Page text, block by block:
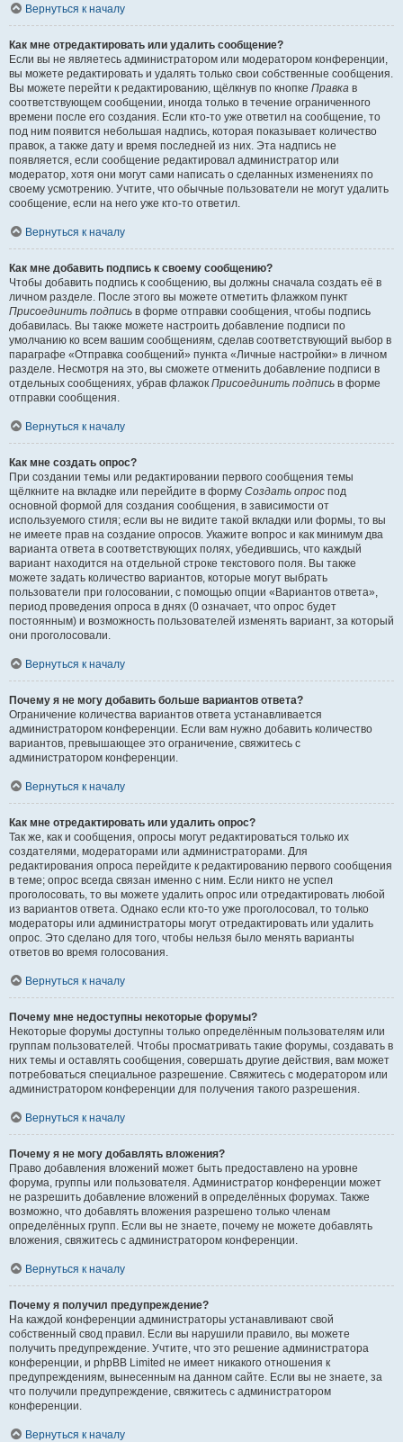
Вернуться к началу
Как мне отредактировать или удалить сообщение?
Если вы не являетесь администратором или модератором конференции,
вы можете редактировать и удалять только свои собственные сообщения.
Вы можете перейти к редактированию, щёлкнув по кнопке Правка в
соответствующем сообщении, иногда только в течение ограниченного
времени после его создания. Если кто-то уже ответил на сообщение, то
под ним появится небольшая надпись, которая показывает количество
правок, а также дату и время последней из них. Эта надпись не
появляется, если сообщение редактировал администратор или
модератор, хотя они могут сами написать о сделанных изменениях по
своему усмотрению. Учтите, что обычные пользователи не могут удалить
сообщение, если на него уже кто-то ответил.
Вернуться к началу
Как мне добавить подпись к своему сообщению?
Чтобы добавить подпись к сообщению, вы должны сначала создать её в
личном разделе. После этого вы можете отметить флажком пункт
Присоединить подпись в форме отправки сообщения, чтобы подпись
добавилась. Вы также можете настроить добавление подписи по
умолчанию ко всем вашим сообщениям, сделав соответствующий выбор в
параграфе «Отправка сообщений» пункта «Личные настройки» в личном
разделе. Несмотря на это, вы сможете отменить добавление подписи в
отдельных сообщениях, убрав флажок Присоединить подпись в форме
отправки сообщения.
Вернуться к началу
Как мне создать опрос?
При создании темы или редактировании первого сообщения темы
щёлкните на вкладке или перейдите в форму Создать опрос под
основной формой для создания сообщения, в зависимости от
используемого стиля; если вы не видите такой вкладки или формы, то вы
не имеете прав на создание опросов. Укажите вопрос и как минимум два
варианта ответа в соответствующих полях, убедившись, что каждый
вариант находится на отдельной строке текстового поля. Вы также
можете задать количество вариантов, которые могут выбрать
пользователи при голосовании, с помощью опции «Вариантов ответа»,
период проведения опроса в днях (0 означает, что опрос будет
постоянным) и возможность пользователей изменять вариант, за который
они проголосовали.
Вернуться к началу
Почему я не могу добавить больше вариантов ответа?
Ограничение количества вариантов ответа устанавливается
администратором конференции. Если вам нужно добавить количество
вариантов, превышающее это ограничение, свяжитесь с
администратором конференции.
Вернуться к началу
Как мне отредактировать или удалить опрос?
Так же, как и сообщения, опросы могут редактироваться только их
создателями, модераторами или администраторами. Для
редактирования опроса перейдите к редактированию первого сообщения
в теме; опрос всегда связан именно с ним. Если никто не успел
проголосовать, то вы можете удалить опрос или отредактировать любой
из вариантов ответа. Однако если кто-то уже проголосовал, то только
модераторы или администраторы могут отредактировать или удалить
опрос. Это сделано для того, чтобы нельзя было менять варианты
ответов во время голосования.
Вернуться к началу
Почему мне недоступны некоторые форумы?
Некоторые форумы доступны только определённым пользователям или
группам пользователей. Чтобы просматривать такие форумы, создавать в
них темы и оставлять сообщения, совершать другие действия, вам может
потребоваться специальное разрешение. Свяжитесь с модератором или
администратором конференции для получения такого разрешения.
Вернуться к началу
Почему я не могу добавлять вложения?
Право добавления вложений может быть предоставлено на уровне
форума, группы или пользователя. Администратор конференции может
не разрешить добавление вложений в определённых форумах. Также
возможно, что добавлять вложения разрешено только членам
определённых групп. Если вы не знаете, почему не можете добавлять
вложения, свяжитесь с администратором конференции.
Вернуться к началу
Почему я получил предупреждение?
На каждой конференции администраторы устанавливают свой
собственный свод правил. Если вы нарушили правило, вы можете
получить предупреждение. Учтите, что это решение администратора
конференции, и phpBB Limited не имеет никакого отношения к
предупреждениям, вынесенным на данном сайте. Если вы не знаете, за
что получили предупреждение, свяжитесь с администратором
конференции.
Вернуться к началу